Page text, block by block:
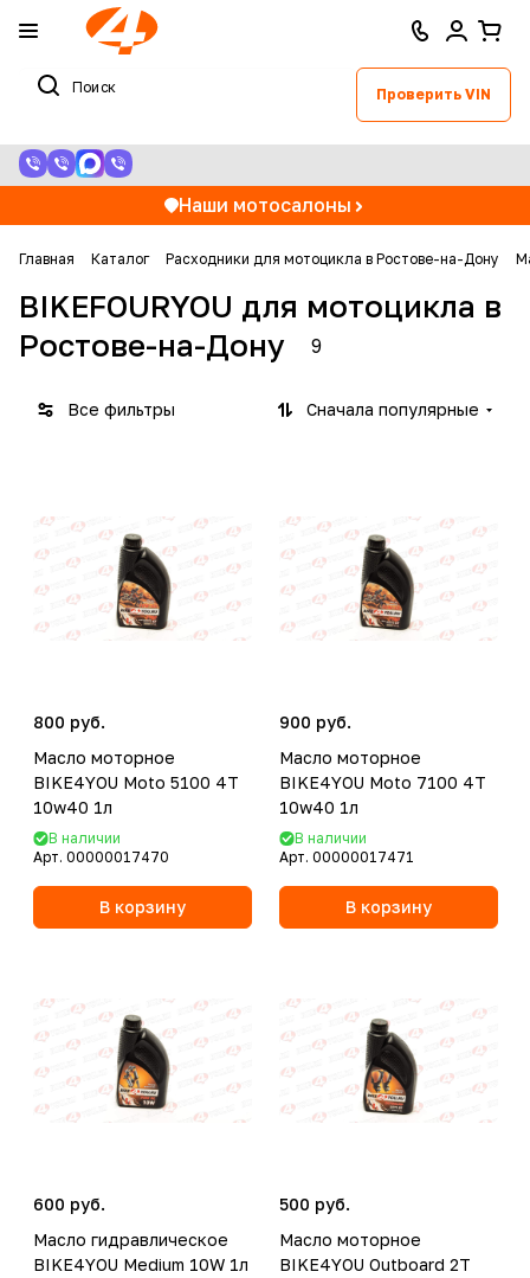
Проверить VIN
Наши мотосалоны
Главная Каталог Расходники для мотоцикла в Ростове-на-Дону
BIKEFOURYOU для мотоцикла в
Ростове-на-Дону
9
Все фильтры Сначала популярные
800 руб.
Масло моторное
BIKE4YOU Moto 5100 4T
10w40 1л
В наличии
Арт. 00000017470
В корзину
900 руб.
Масло моторное
BIKE4YOU Moto 7100 4T
10w40 1л
В наличии
Арт. 00000017471
В корзину
600 руб.
Масло гидравлическое
BIKE4YOU Medium 10W 1л
500 руб.
Масло моторное
BIKE4YOU Outboard 2T